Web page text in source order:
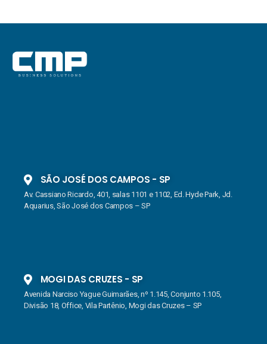
SÃO JOSÉ DOS CAMPOS - SP
Av. Cassiano Ricardo, 401, salas 1101 e 1102, Ed. Hyde Park, Jd.
Aquarius, São José dos Campos – SP
MOGI DAS CRUZES - SP
Avenida Narciso Yague Guimarães, nº 1.145, Conjunto 1.105,
Divisão 18, Office, Vila Partênio, Mogi das Cruzes – SP